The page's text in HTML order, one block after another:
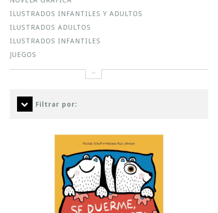
ILUSTRADOS INFANTILES Y ADULTOS
ILUSTRADOS ADULTOS
ILUSTRADOS INFANTILES
JUEGOS
Filtrar por: